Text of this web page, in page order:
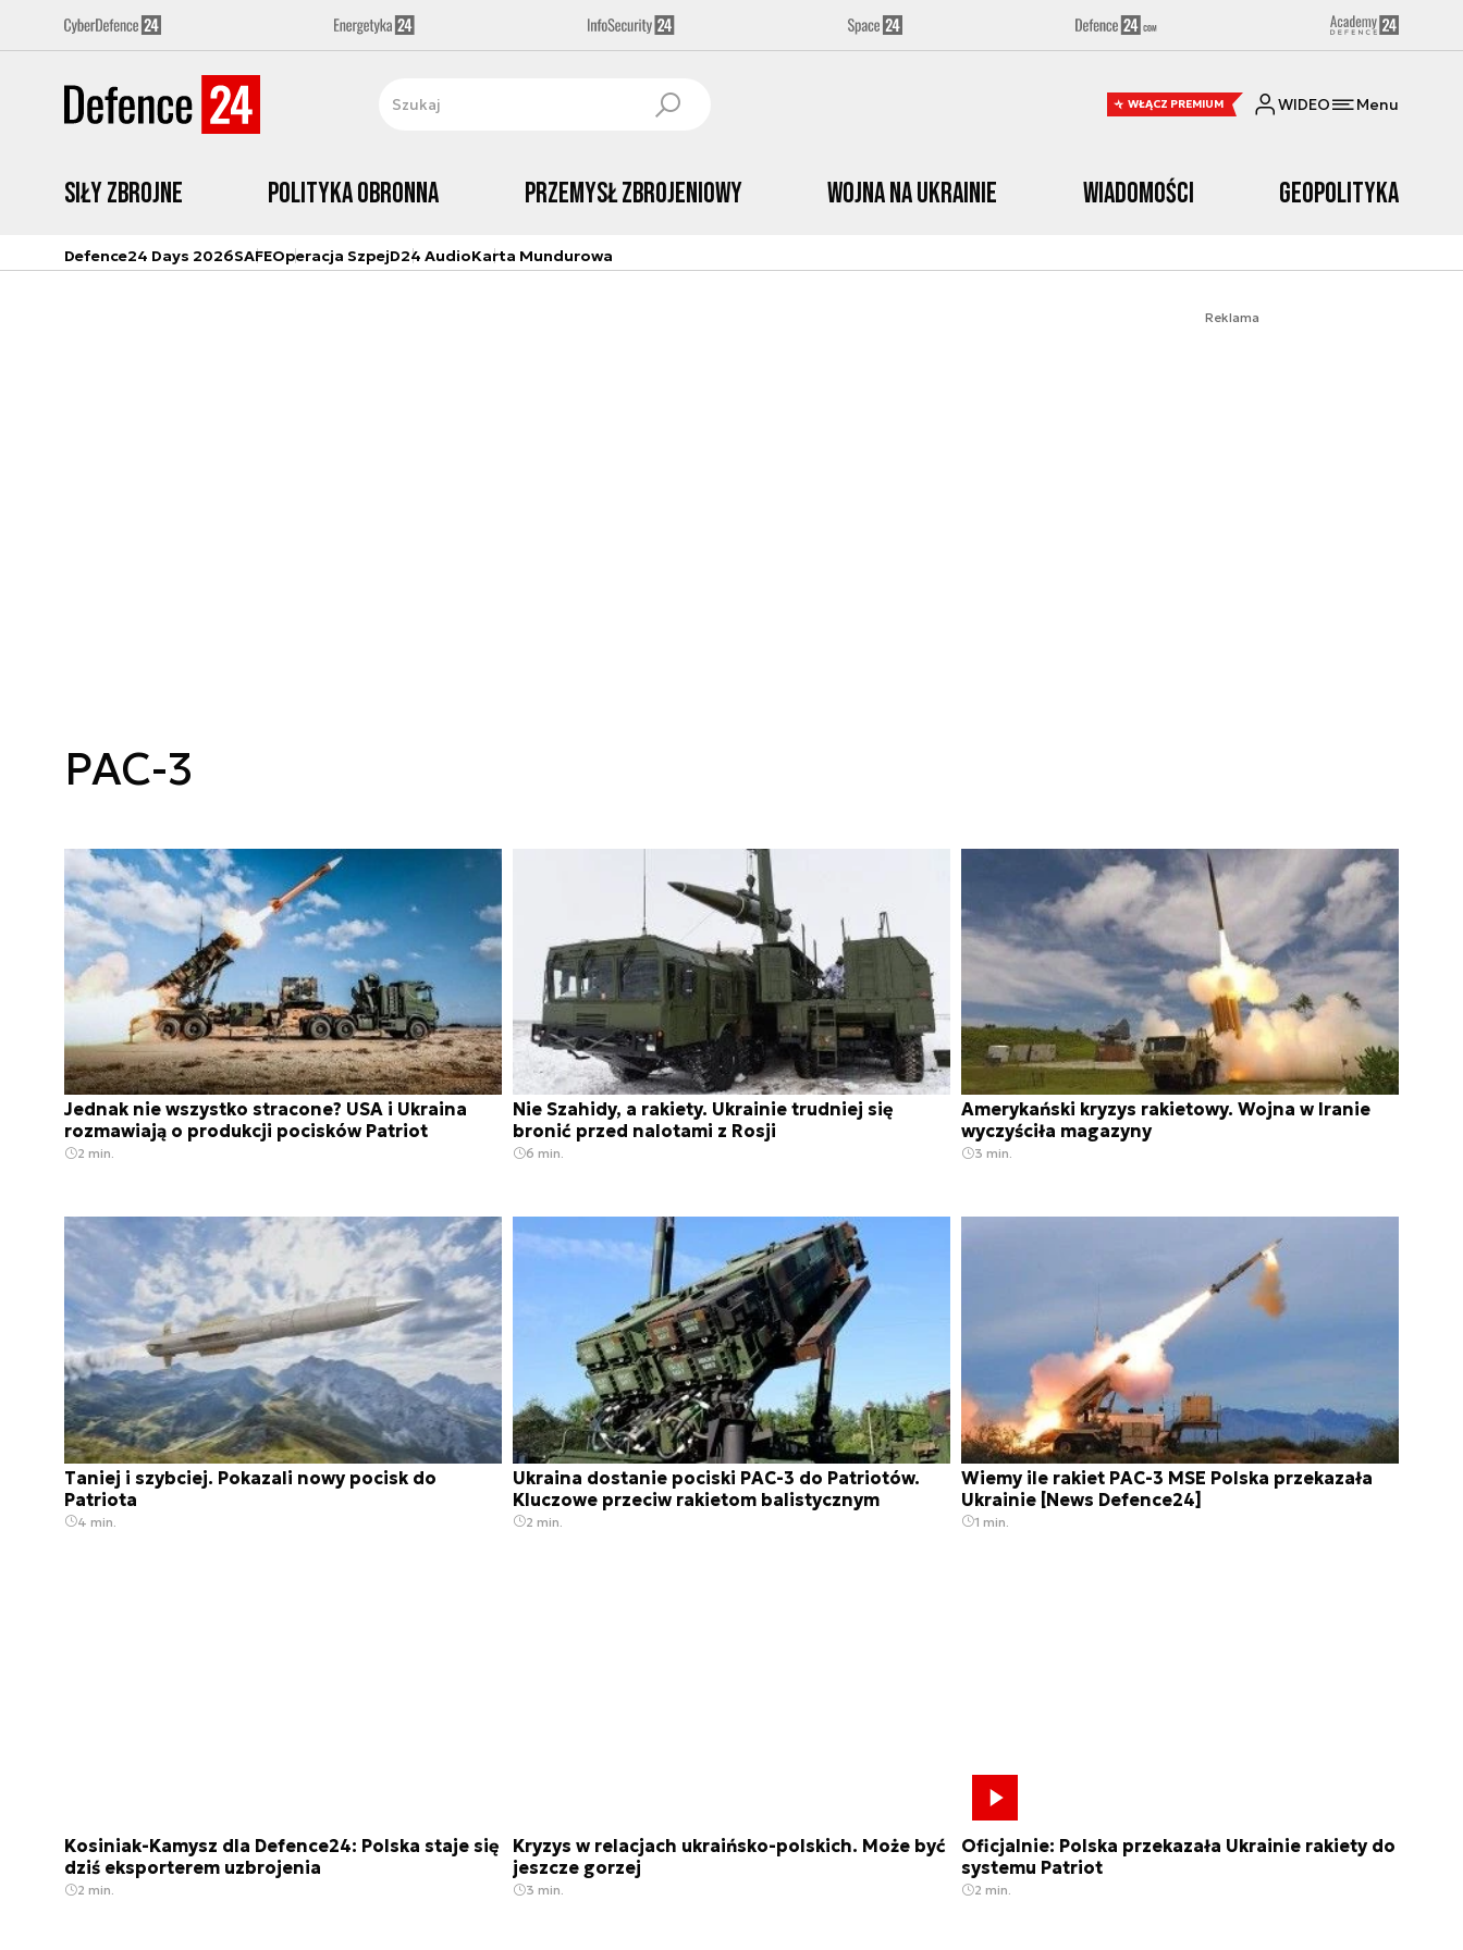
WŁĄCZ PREMIUM WIDEO Menu
Siły zbrojne Polityka obronna Przemysł Zbrojeniowy Wojna na Ukrainie Wiadomości Geopolityka
Defence24 Days 2026SAFEOperacja SzpejD24 AudioKarta Mundurowa
Reklama
PAC-3
Jednak nie wszystko stracone? USA i Ukraina
rozmawiają o produkcji pocisków Patriot
2 min.
Nie Szahidy, a rakiety. Ukrainie trudniej się
bronić przed nalotami z Rosji
6 min.
Amerykański kryzys rakietowy. Wojna w Iranie
wyczyściła magazyny
3 min.
Taniej i szybciej. Pokazali nowy pocisk do
Patriota
4 min.
Ukraina dostanie pociski PAC-3 do Patriotów.
Kluczowe przeciw rakietom balistycznym
2 min.
Wiemy ile rakiet PAC-3 MSE Polska przekazała
Ukrainie [News Defence24]
1 min.
Kosiniak-Kamysz dla Defence24: Polska staje się
dziś eksporterem uzbrojenia
2 min.
Kryzys w relacjach ukraińsko-polskich. Może być
jeszcze gorzej
3 min.
Oficjalnie: Polska przekazała Ukrainie rakiety do
systemu Patriot
2 min.